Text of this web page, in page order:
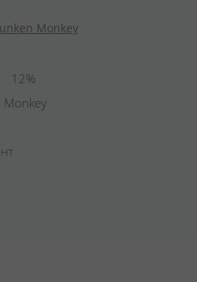
Monkey
12%
Monkey